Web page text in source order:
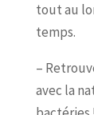
tout au
temps.
–
avec la